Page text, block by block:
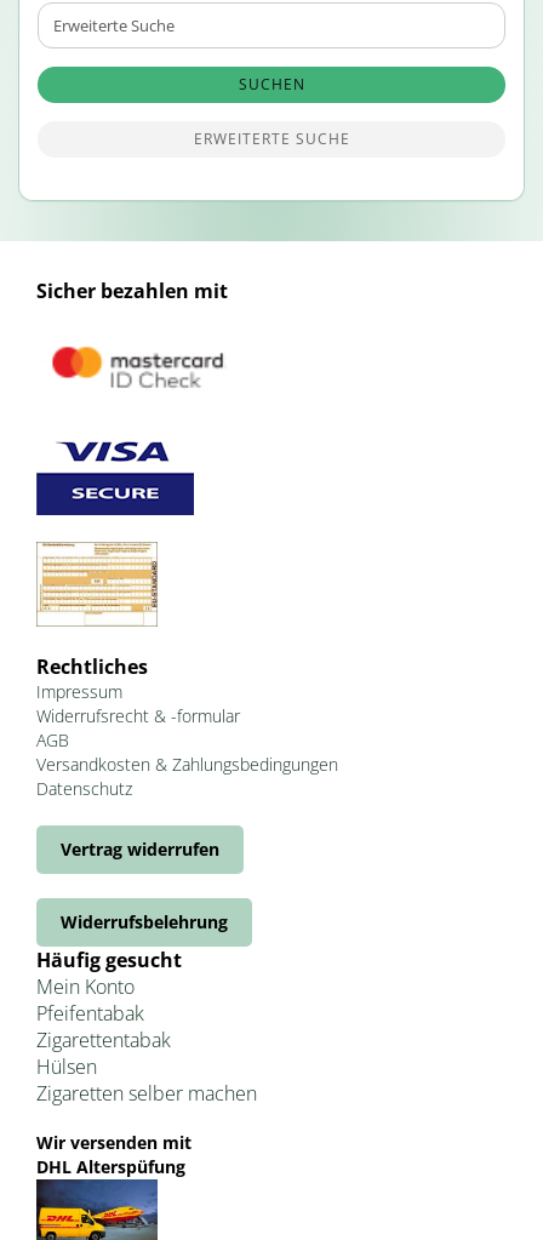
Erweiterte
Suche
SUCHEN
ERWEITERTE SUCHE
Sicher bezahlen mit
Rechtliches
Impressum
Widerrufsrecht & -formular
AGB
Versandkosten & Zahlungsbedingungen
Datenschutz
Vertrag widerrufen
Widerrufsbelehrung
Häufig gesucht
Mein Konto
Pfeifentabak
Zigarettentabak
Hülsen
Zigaretten selber machen
Wir versenden mit
DHL Alterspüfung